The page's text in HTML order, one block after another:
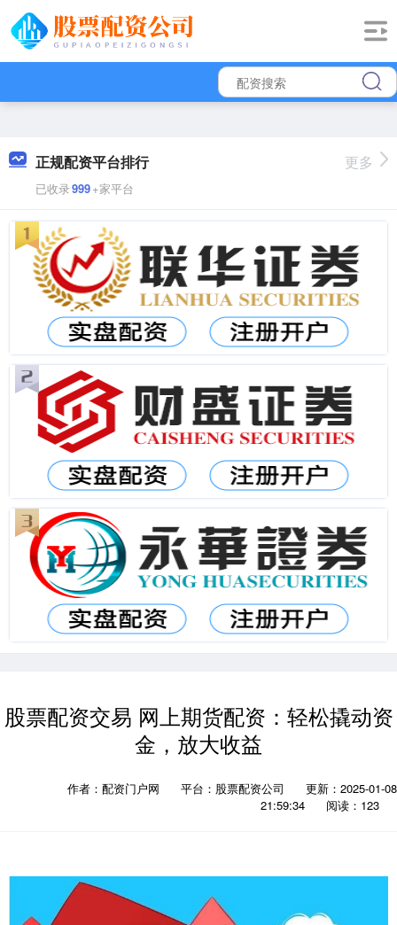
正规配资平台排行
已收录999+家平台
更多
股票配资交易 网上期货配资：轻松撬动资
金，放大收益
作者：配资门户网 平台：股票配资公司
更新：2025-01-08
21:59:34
阅读：123